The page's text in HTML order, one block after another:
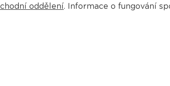
oddělení. Informace o fungování